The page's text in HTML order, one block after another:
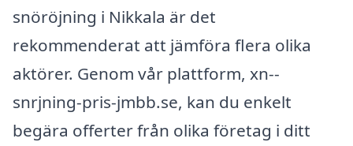
snöröjning i Nikkala är det
rekommenderat att jämföra flera olika
aktörer. Genom vår plattform, xn--
snrjning-pris-jmbb.se, kan du enkelt
begära offerter från olika företag i ditt